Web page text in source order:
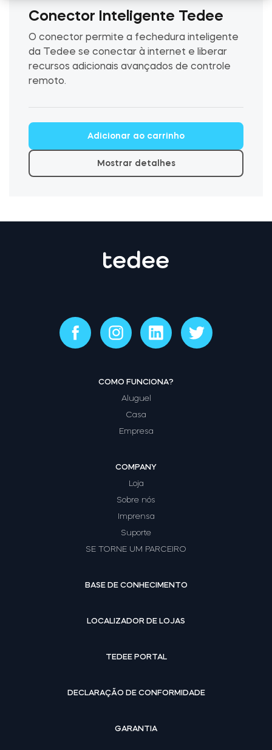
Conector Inteligente Tedee
O conector permite a fechedura inteligente
da Tedee se conectar à internet e liberar
recursos adicionais avançados de controle
remoto.
Adicionar ao carrinho
Mostrar detalhes
COMO FUNCIONA?
Aluguel
Casa
Empresa
COMPANY
Loja
Sobre nós
Imprensa
Suporte
SE TORNE UM PARCEIRO
BASE DE CONHECIMENTO
LOCALIZADOR DE LOJAS
TEDEE PORTAL
DECLARAÇÃO DE CONFORMIDADE
GARANTIA